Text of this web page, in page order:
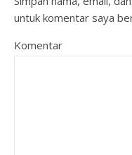
untuk komentar saya
Komentar